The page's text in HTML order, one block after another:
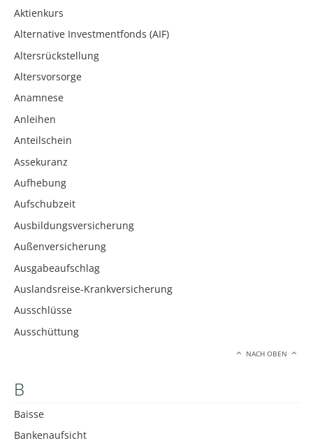
Aktienkurs
Alternative Investmentfonds (AIF)
Altersrückstellung
Altersvorsorge
Anamnese
Anleihen
Anteilschein
Assekuranz
Aufhebung
Aufschubzeit
Ausbildungsversicherung
Außenversicherung
Ausgabeaufschlag
Auslandsreise-Krankversicherung
Ausschlüsse
Ausschüttung
NACH OBEN
B
Baisse
Bankenaufsicht